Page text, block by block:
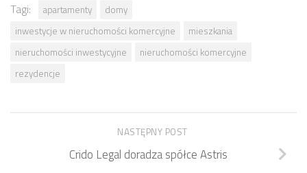
Tagi: apartamenty
domy
inwestycje w nieruchomości komercyjne
mieszkania
nieruchomości inwestycyjne
nieruchomości komercyjne
rezydencje
NASTĘPNY POST
Crido Legal doradza spółce Astris